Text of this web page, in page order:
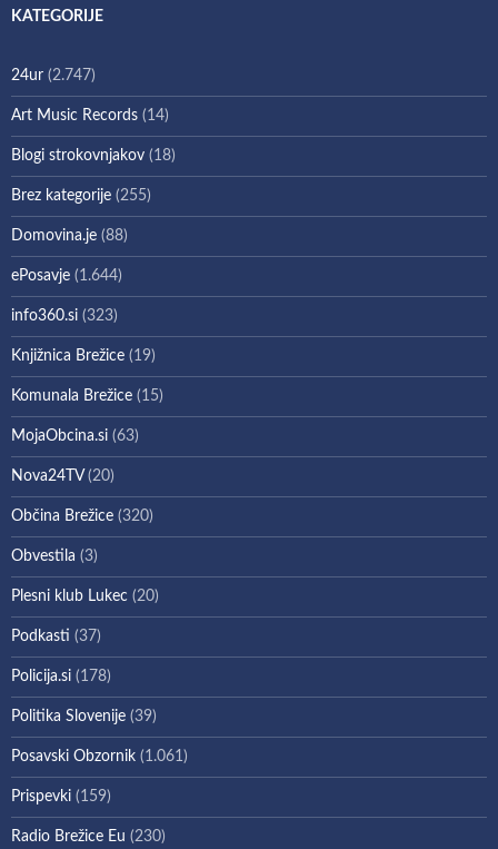
KATEGORIJE
24ur (2.747)
Art Music Records (14)
Blogi strokovnjakov (18)
Brez kategorije (255)
Domovina.je (88)
ePosavje (1.644)
info360.si (323)
Knjižnica Brežice (19)
Komunala Brežice (15)
MojaObcina.si (63)
Nova24TV(20)
Občina Brežice (320)
Obvestila (3)
Plesni klub Lukec (20)
Podkasti (37)
Policija.si (178)
Politika Slovenije (39)
Posavski Obzornik (1.061)
Prispevki (159)
Radio Brežice Eu (230)